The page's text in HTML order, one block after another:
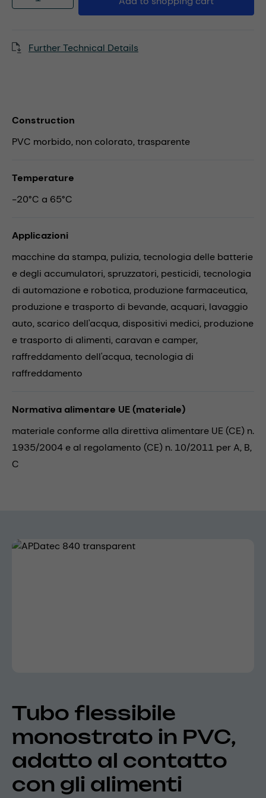
Further Technical Details
Construction
PVC morbido, non colorato, trasparente
Temperature
-20°C a 65°C
Applicazioni
macchine da stampa, pulizia,tecnologia delle batterie
e degli accumulatori, spruzzatori, pesticidi,tecnologia
di automazione e robotica, produzione farmaceutica,
produzione e trasporto di bevande, acquari, lavaggio
auto, scarico dell'acqua, dispositivi medici, produzione
e trasporto di alimenti, caravan e camper,
raffreddamento dell'acqua,tecnologia di
raffreddamento
Normativa alimentare UE (materiale)
materiale conforme alla direttiva alimentare UE (CE) n.
1935/2004 e al regolamento (CE) n. 10/2011 per A, B,
C
Skip image gallery
Tubo flessibile
monostrato in PVC,
adatto al contatto
con gli alimenti